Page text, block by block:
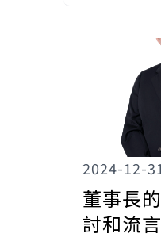
2024-12-
董事長
討和流